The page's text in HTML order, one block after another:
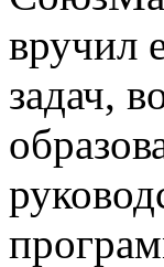
вручил
задач,